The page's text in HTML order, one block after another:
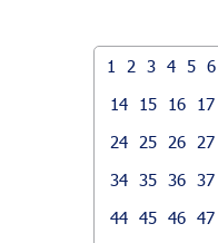
1 2 3 4 5 6
14
15 16 17
24
25 26 27
34 35 36 37
44 45 46 47